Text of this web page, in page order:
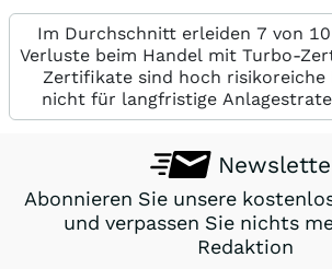
Im Durchschnitt erleiden 7 von
Verluste beim Handel mit Turbo-
Zertifikate sind hoch risikoreiche
nicht für langfristige
Abonnieren Sie unsere
und verpassen Sie nichts
Redaktion